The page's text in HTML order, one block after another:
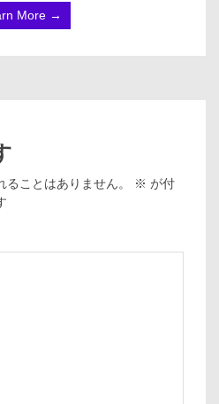
More →
ことはありません。 ※ が付